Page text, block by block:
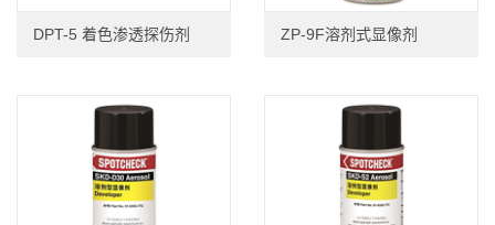
DPT-5 着色渗透探伤剂 ZP-9F溶剂式显像剂